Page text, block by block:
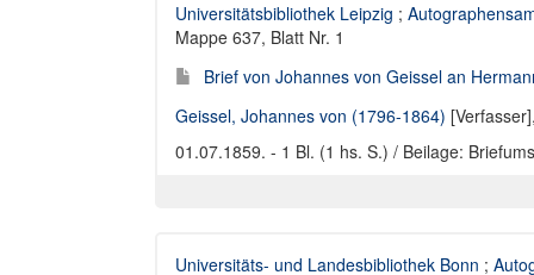
Universitätsbibliothek Leipzig ;
Mappe 637, Blatt Nr. 1
Brief von Johannes von Geissel an
Geissel, Johannes von (1796-1864)
01.07.1859. - 1 Bl. (1 hs. S.) / Beilage:
Universitäts- und Landesbibliothek Bonn ;